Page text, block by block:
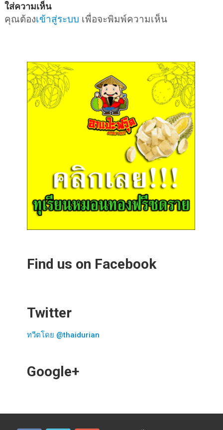
ใส่ความเห็น
คุณต้องเข้าสู่ระบบ เพื่อจะพิมพ์ความเห็น
Find us on Facebook
Twitter
ทวีตโดย @thaidurian
Google+